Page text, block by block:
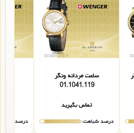
ساعت مردانه ونگر
01.1041.119
تماس بگیرید
درصد شباهت:
درصد